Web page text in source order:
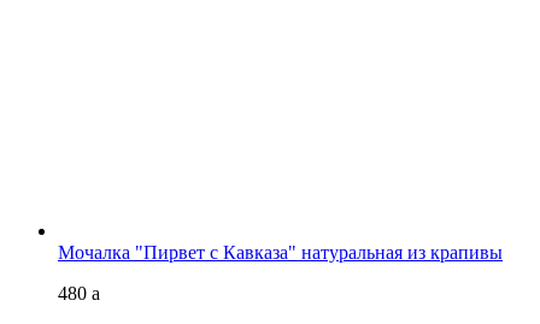
Мочалка "Пирвет с Кавказа" натуральная из крапивы
480 a